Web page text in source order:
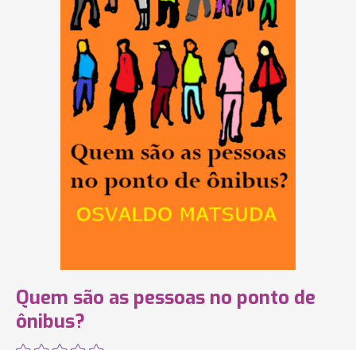
Quem são as pessoas no ponto de
ônibus?